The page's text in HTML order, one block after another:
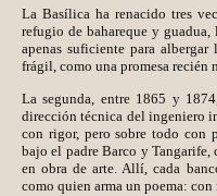
La Basílica ha renacido tres
refugio de bahareque y
apenas suficiente para
frágil, como una promesa recién
La segunda, entre 1865 y
dirección técnica del ingeniero
con rigor, pero sobre todo con
bajo el padre Barco y
en obra de arte. Allí, cada
como quien arma un poema: